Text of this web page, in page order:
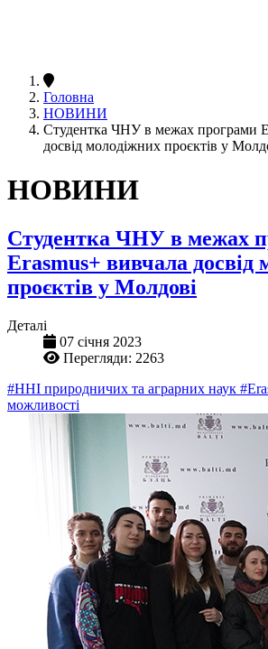
Головна
НОВИНИ
Студентка ЧНУ в межах програми
досвід молодіжних проєктів у
НОВИНИ
Студентка ЧНУ в межах
Erasmus+ вивчала досвід
проєктів у Молдові
Деталі
07 січня 2023
Перегляди: 2263
#ННІ природничих та аграрних наук
можливості